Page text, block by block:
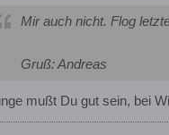
Mir auch nicht. Flog
Gruß: Andreas
mußt Du gut sein, bei